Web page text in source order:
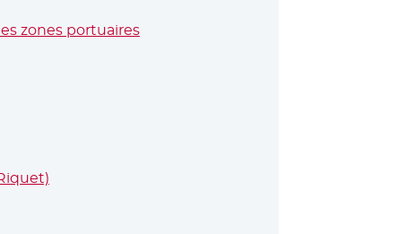
zones portuaires